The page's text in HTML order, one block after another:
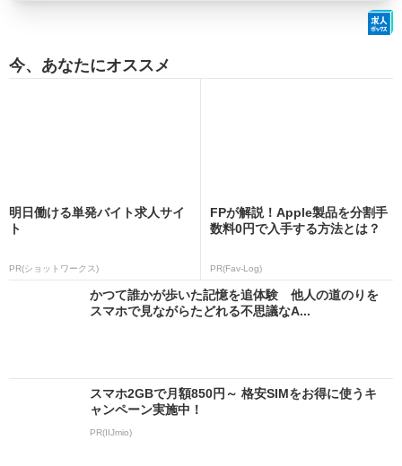
今、あなたにオススメ
明日働ける単発バイト求人サイ
ト
PR(ショットワークス)
FPが解説！Apple製品を分割手
数料0円で入手する方法とは？
PR(Fav-Log)
かつて誰かが歩いた記憶を追体験 他人の道のりを
スマホで見ながらたどれる不思議なA...
スマホ2GBで月額850円～ 格安SIMをお得に使うキ
ャンペーン実施中！
PR(IIJmio)